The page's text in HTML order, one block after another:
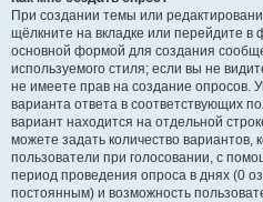
При создании темы или
щёлкните на вкладке или перейдите в
основной формой для создания
используемого стиля; если вы не
не имеете прав на создание опросов.
варианта ответа в соответствующих
вариант находится на отдельной
можете задать количество вариантов,
пользователи при голосовании, с
период проведения опроса в днях (0
постоянным) и возможность